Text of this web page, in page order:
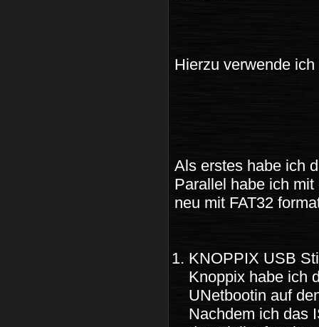
Hierzu verwende
Als erstes habe ich
Parallel habe ich
neu mit FAT32
KNOPPIX USB
Knoppix habe ich
UNetbootin auf
Nachdem ich das